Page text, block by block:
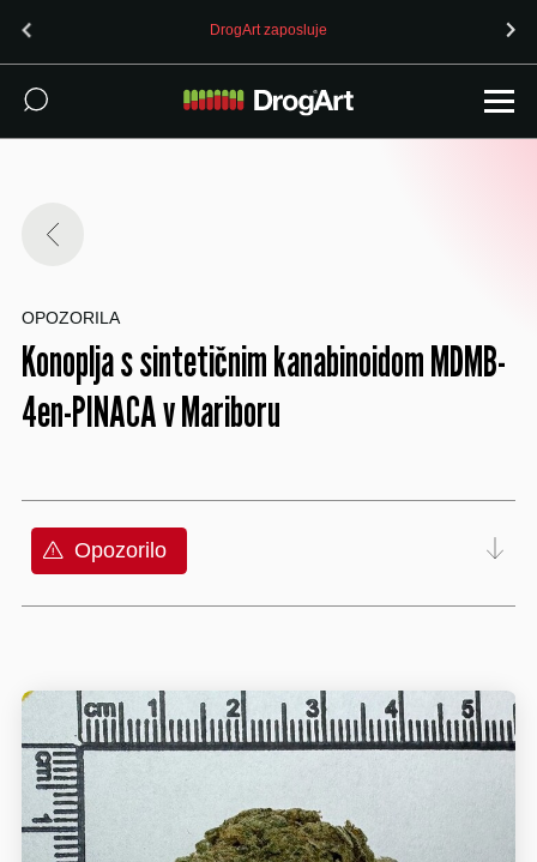
DrogArt zaposluje
OPOZORILA
Konoplja s sintetičnim kanabinoidom MDMB-
4en-PINACA v Mariboru
Opozorilo